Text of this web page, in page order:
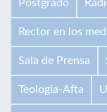
Postgrado
Rector en los
Sala de Prensa
Teología-Afta